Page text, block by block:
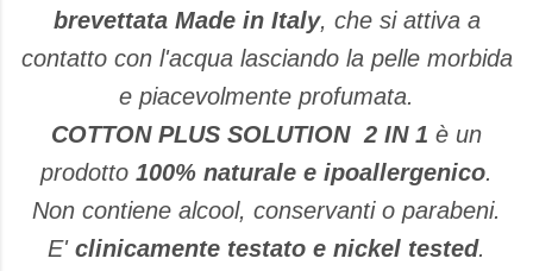
brevettata Made in Italy, che si attiva a
contatto con l'acqua lasciando la pelle morbida
e piacevolmente profumata.
COTTON PLUS SOLUTION 2 IN 1 è un
prodotto 100% naturale e ipoallergenico.
Non contiene alcool, conservanti o parabeni.
E' clinicamente testato e nickel tested.